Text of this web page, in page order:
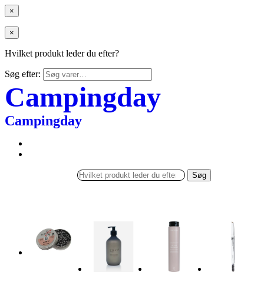
×
×
Hvilket produkt leder du efter?
Søg efter:
Campingday
Campingday
Søg